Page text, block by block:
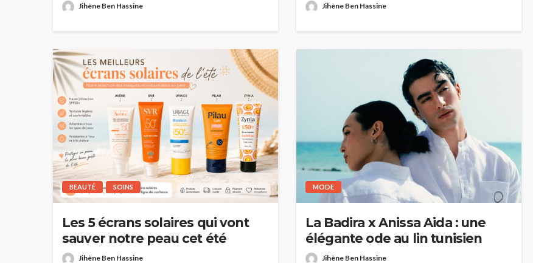
Jihène Ben Hassine Jihène Ben Hassine
BEAUTÉ SOINS
Les 5 écrans solaires qui vont
sauver notre peau cet été
Jihène Ben Hassine
MODE
La Badira x Anissa Aida : une
élégante ode au lin tunisien
Jihène Ben Hassine
HAUTE COUTURE
Chanel Croisière 2025/26 : Une
parenthèse enchantée au Lac
de Côme
HAUTE COUTURE
Dolce & Gabbana à Taormina :
quand la Sicile devient
l’Olympe